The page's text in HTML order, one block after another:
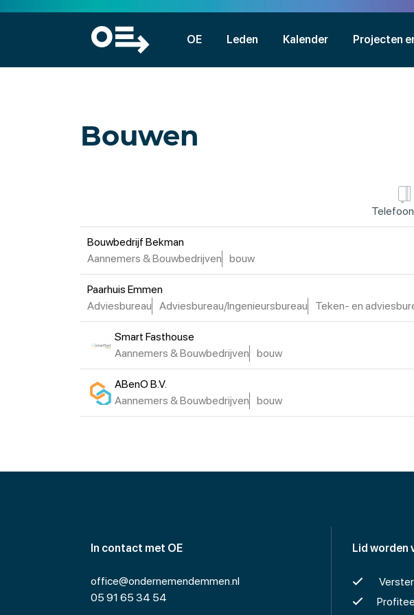
OE Leden Kalender Projecten
Bouwen
Bouwbedrijf Bekman
Aannemers & Bouwbedrijven
bouw
Paarhuis Emmen
Adviesbureau
Adviesbureau/Ingenieursbureau Teken- en
Smart Fasthouse
Aannemers & Bouwbedrijven
bouw
ABenO B.V.
Aannemers & Bouwbedrijven
bouw
In contact met OE
office@ondernemendemmen.nl
05 91 65 34 54
Lid worden